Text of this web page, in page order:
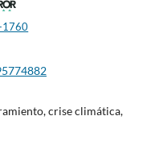
1760
crise climática,